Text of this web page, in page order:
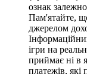
ознак
Пам'ятайте,
джерелом
ігри на
приймає ні в
платежів, які